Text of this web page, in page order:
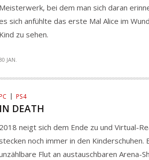
bei dem man sich daran
sich anfühlte das erste Mal Alice im
zu sehen.
JAN.
PS4
DEATH
neigt sich dem Ende zu und Virtual-
noch immer in den Kinderschuhen.
Flut an austauschbaren Arena-